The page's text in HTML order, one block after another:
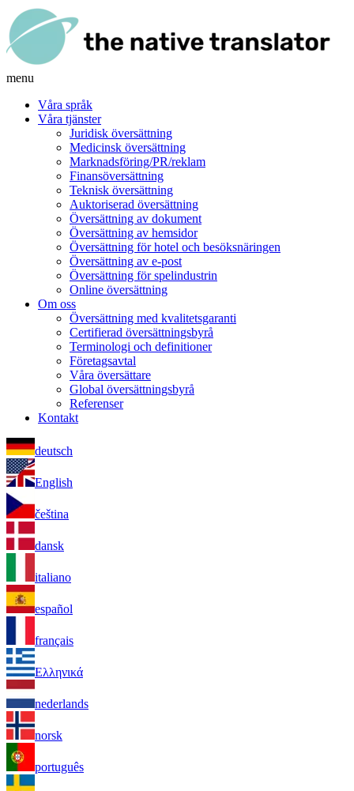
menu
Våra språk
Våra tjänster
Juridisk översättning
Medicinsk översättning
Marknadsföring/PR/reklam
Finansöversättning
Teknisk översättning
Auktoriserad översättning
Översättning av dokument
Översättning av hemsidor
Översättning för hotel och besöksnäringen
Översättning av e-post
Översättning för spelindustrin
Online översättning
Om oss
Översättning med kvalitetsgaranti
Certifierad översättningsbyrå
Terminologi och definitioner
Företagsavtal
Våra översättare
Global översättningsbyrå
Referenser
Kontakt
deutsch
English
čeština
dansk
italiano
español
français
Ελληνικά
nederlands
norsk
português